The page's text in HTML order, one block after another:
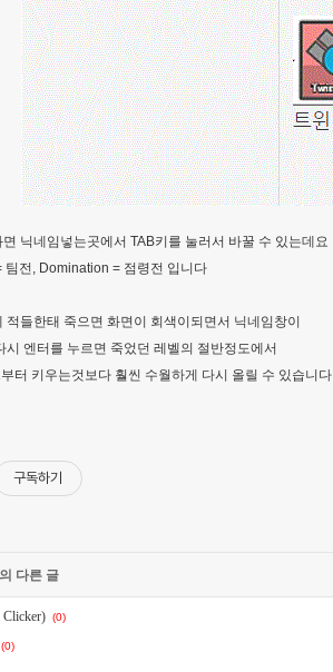
닉네임넣는곳에서 TAB키를 눌러서 바꿀 수 있는데요
팀전, Domination = 점령전 입니다
들한태 죽으면 화면이 회색이되면서 닉네임창이
시 엔터를 누르면 죽었던 레벨의 절반정도에서
터 키우는것보다 훨씬 수월하게 다시 올릴 수 있습니다
구독하기
다른 글
(0)
(0)